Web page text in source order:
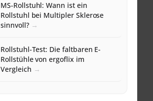
MS-Rollstuhl: Wann ist ein
Rollstuhl bei Multipler Sklerose
sinnvoll?
Rollstuhl-Test: Die faltbaren E-
Rollstühle von ergoflix im
Vergleich